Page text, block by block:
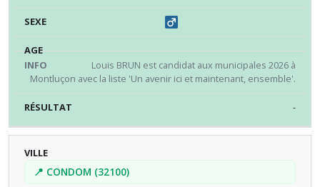
Louis BRUN est candidat aux municipales 2026 à
Montluçon avec la liste 'Un avenir ici et maintenant, ensemble'.
-
📍 CONDOM (32100)